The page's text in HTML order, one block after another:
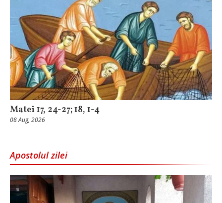
Matei 17, 24-27; 18, 1-4
08 Aug, 2026
Apostolul zilei